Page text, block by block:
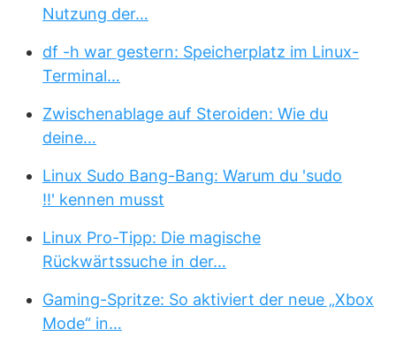
Nutzung der…
df -h war gestern: Speicherplatz im Linux-
Terminal…
Zwischenablage auf Steroiden: Wie du
deine…
Linux Sudo Bang-Bang: Warum du 'sudo
!!' kennen musst
Linux Pro-Tipp: Die magische
Rückwärtssuche in der…
Gaming-Spritze: So aktiviert der neue „Xbox
Mode“ in…